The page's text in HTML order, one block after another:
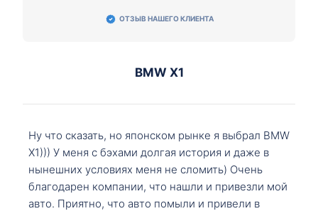
ОТЗЫВ НАШЕГО КЛИЕНТА
BMW X1
Ну что сказать, но японском рынке я выбрал BMW
X1))) У меня с бэхами долгая история и даже в
нынешних условиях меня не сломить) Очень
благодарен компании, что нашли и привезли мой
авто. Приятно, что авто помыли и привели в